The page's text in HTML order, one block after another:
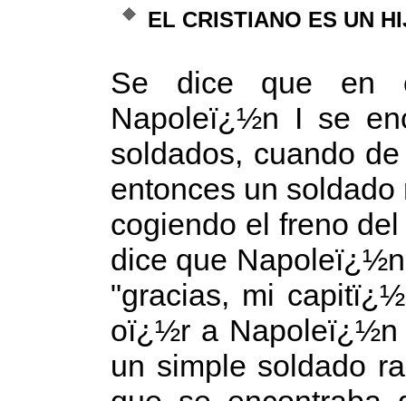
EL CRISTIANO ES UN
Se dice que en
Napoleï¿½n I se
soldados, cuando
entonces un
cogiendo el freno
dice que
"gracias, mi
oï¿½r a
un simple soldado